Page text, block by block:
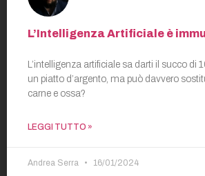
L’Intelligenza Artificiale è
L’intelligenza artificiale sa darti il succo di
un piatto d’argento, ma può davvero
carne e ossa?
LEGGI TUTTO »
Andrea Serra 16/01/2024